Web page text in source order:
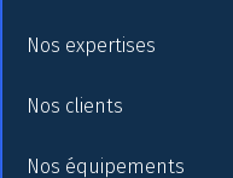
Nos expertises
Nos clients
Nos équipements